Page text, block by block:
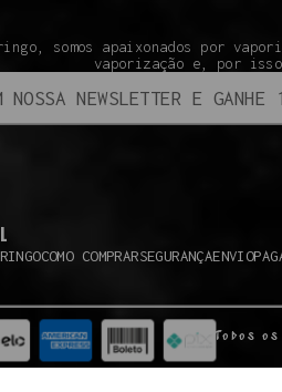
somos apaixonados por
vaporização e, por
COMO COMPRARSEGURANÇAENVIO
Todos